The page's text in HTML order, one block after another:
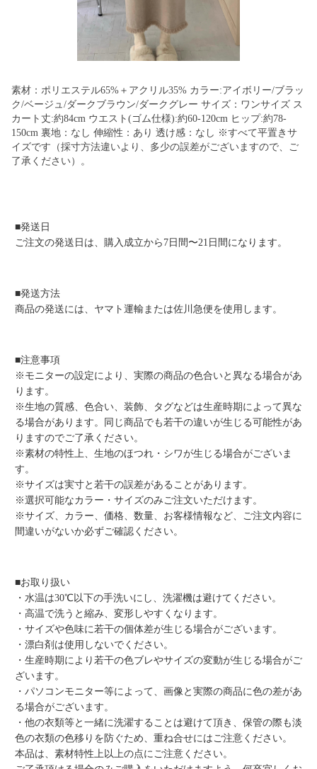
素材：ポリエステル65%＋アクリル35% カラー:アイボリー/ブラッ
ク/ベージュ/ダークブラウン/ダークグレー サイズ：ワンサイズ ス
カート丈:約84cm ウエスト(ゴム仕様):約60-120cm ヒップ:約78-
150cm 裏地：なし 伸縮性：あり 透け感：なし ※すべて平置きサ
イズです（採寸方法違いより、多少の誤差がございますので、ご
了承ください）。
■発送日
ご注文の発送日は、購入成立から7日間〜21日間になります。
■発送方法
商品の発送には、ヤマト運輸または佐川急便を使用します。
■注意事項
※モニターの設定により、実際の商品の色合いと異なる場合があ
ります。
※生地の質感、色合い、装飾、タグなどは生産時期によって異な
る場合があります。同じ商品でも若干の違いが生じる可能性があ
りますのでご了承ください。
※素材の特性上、生地のほつれ・シワが生じる場合がございま
す。
※サイズは実寸と若干の誤差があることがあります。
※選択可能なカラー・サイズのみご注文いただけます。
※サイズ、カラー、価格、数量、お客様情報など、ご注文内容に
間違いがないか必ずご確認ください。
■お取り扱い
・水温は30℃以下の手洗いにし、洗濯機は避けてください。
・高温で洗うと縮み、変形しやすくなります。
・サイズや色味に若干の個体差が生じる場合がございます。
・漂白剤は使用しないでください。
・生産時期により若干の色ブレやサイズの変動が生じる場合がご
ざいます。
・パソコンモニター等によって、画像と実際の商品に色の差があ
る場合がございます。
・他の衣類等と一緒に洗濯することは避けて頂き、保管の際も淡
色の衣類の色移りを防ぐため、重ね合せにはご注意ください。
本品は、素材特性上以上の点にご注意ください。